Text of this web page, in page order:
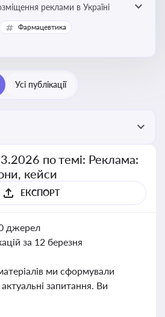
реклами в Україні
Фармацевтика
Усі публікації
по темі: Реклама:
кейси
ЕКСПОРТ
джерел
за 12 березня
ми сформували
актуальні запитання. Ви